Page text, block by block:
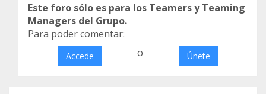
Este foro sólo es para los Teamers y Teaming
Managers del Grupo.
Para poder comentar:
Accede o Únete